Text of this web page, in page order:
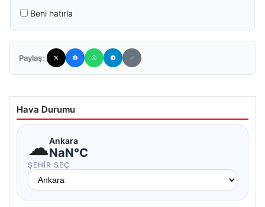
Beni hatırla
Paylaş:
Hava Durumu
☁Ankara
NaN°C
ŞEHIR SEÇ